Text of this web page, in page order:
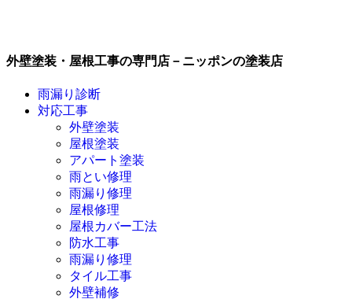
外壁塗装・屋根工事の専門店－ニッポンの塗装店
雨漏り診断
対応工事
外壁塗装
屋根塗装
アパート塗装
雨とい修理
雨漏り修理
屋根修理
屋根カバー工法
防水工事
雨漏り修理
タイル工事
外壁補修